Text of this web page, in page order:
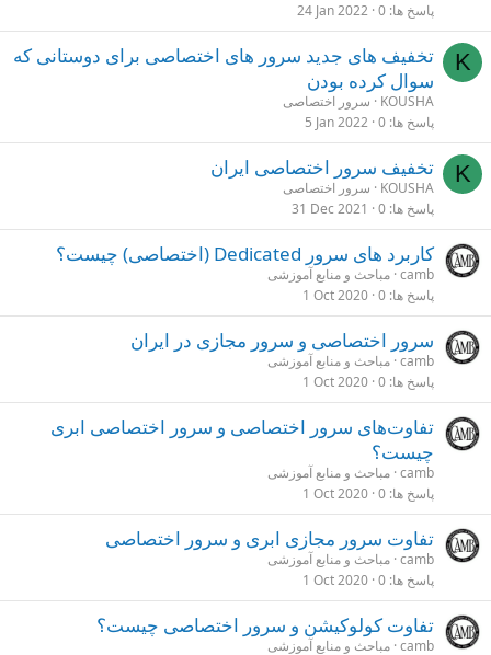
پاسخ ها 0
24 Jan 2022
K
تخفیف های جدید سرور های اختصاصی برای دوستانی که
سوال کرده بودن
KOUSHA
سرور اختصاصی
پاسخ ها 0
5 Jan 2022
K تخفیف سرور اختصاصی ایران
KOUSHA
سرور اختصاصی
پاسخ ها 0
31 Dec 2021
کاربرد های سرور Dedicated (اختصاصی) چیست؟
camb مباحث و منابع آموزشی
پاسخ ها 0
1 Oct 2020
سرور اختصاصی و سرور مجازی در ایران
camb مباحث و منابع آموزشی
پاسخ ها 0
1 Oct 2020
تفاوت‌های سرور اختصاصی و سرور اختصاصی ابری
چیست؟
camb مباحث و منابع آموزشی
پاسخ ها 0
1 Oct 2020
تفاوت سرور مجازی ابری و سرور اختصاصی
camb مباحث و منابع آموزشی
پاسخ ها 0
1 Oct 2020
تفاوت کولوکیشن و سرور اختصاصی چیست؟
camb مباحث و منابع آموزشی